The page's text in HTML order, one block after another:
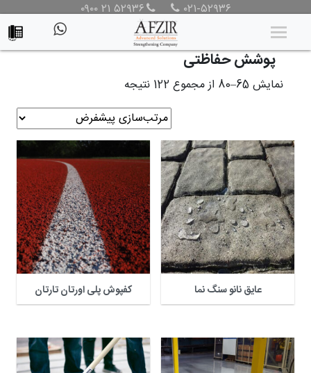
۰۲۱-۵۲۹۳۶
۰۹۰۰ ۲۱ ۵۲۹۳۶
محصولات
پوشش حفاظتی
پوشش حفاظتی
نمایش 65–80 از مجموع 122 نتیجه
عایق نانو سنگ نما کفپوش پلی اورتان تارتان